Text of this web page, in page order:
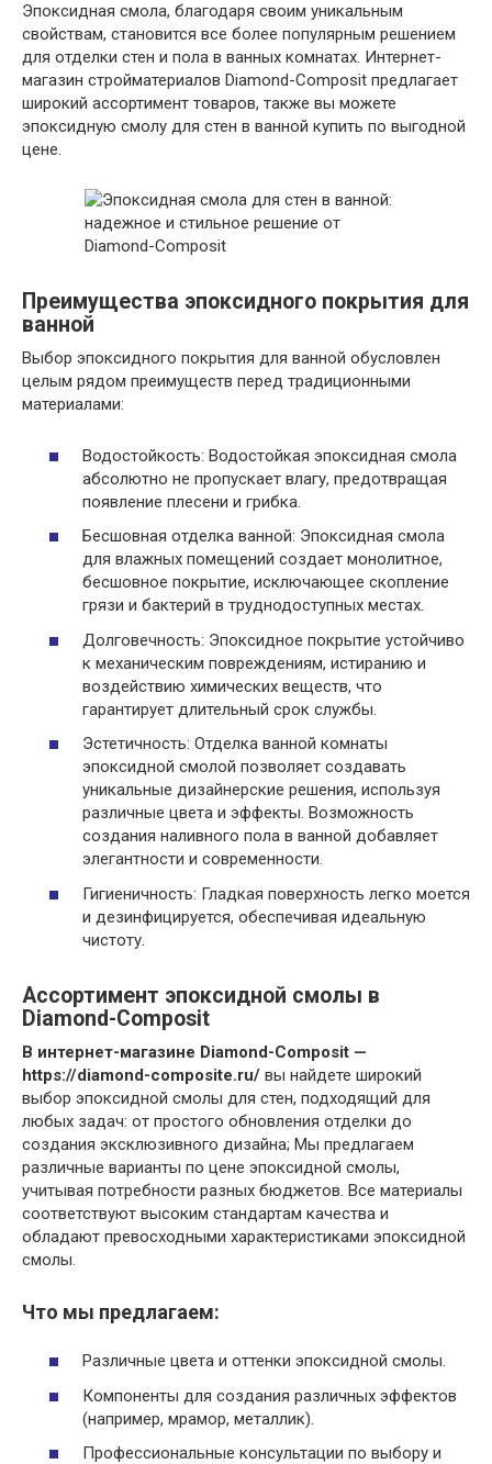
Эпоксидная смола, благодаря своим уникальным
свойствам, становится все более популярным решением
для отделки стен и пола в ванных комнатах. Интернет-
магазин стройматериалов Diamond-Composit предлагает
широкий ассортимент товаров, также вы можете
эпоксидную смолу для стен в ванной купить по выгодной
цене.
Преимущества эпоксидного покрытия для
ванной
Выбор эпоксидного покрытия для ванной обусловлен
целым рядом преимуществ перед традиционными
материалами:
Водостойкость: Водостойкая эпоксидная смола
абсолютно не пропускает влагу, предотвращая
появление плесени и грибка.
Бесшовная отделка ванной: Эпоксидная смола
для влажных помещений создает монолитное,
бесшовное покрытие, исключающее скопление
грязи и бактерий в труднодоступных местах.
Долговечность: Эпоксидное покрытие устойчиво
к механическим повреждениям, истиранию и
воздействию химических веществ, что
гарантирует длительный срок службы.
Эстетичность: Отделка ванной комнаты
эпоксидной смолой позволяет создавать
уникальные дизайнерские решения, используя
различные цвета и эффекты. Возможность
создания наливного пола в ванной добавляет
элегантности и современности.
Гигиеничность: Гладкая поверхность легко моется
и дезинфицируется, обеспечивая идеальную
чистоту.
Ассортимент эпоксидной смолы в
Diamond-Composit
В интернет-магазине Diamond-Composit —
https://diamond-composite.ru/ вы найдете широкий
выбор эпоксидной смолы для стен, подходящий для
любых задач: от простого обновления отделки до
создания эксклюзивного дизайна; Мы предлагаем
различные варианты по цене эпоксидной смолы,
учитывая потребности разных бюджетов. Все материалы
соответствуют высоким стандартам качества и
обладают превосходными характеристиками эпоксидной
смолы.
Что мы предлагаем:
Различные цвета и оттенки эпоксидной смолы.
Компоненты для создания различных эффектов
(например, мрамор, металлик).
Профессиональные консультации по выбору и